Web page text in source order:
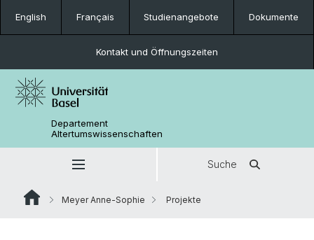
English Français Studienangebote Dokumente
Kontakt und Öffnungszeiten
Departement
Altertumswissenschaften
Suche
Meyer Anne-Sophie Projekte